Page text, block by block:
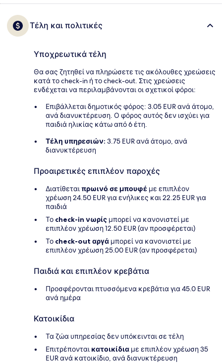
Τέλη και πολιτικές
Υποχρεωτικά τέλη
Θα σας ζητηθεί να πληρώσετε τις ακόλουθες χρεώσεις
κατά το check-in ή το check-out. Στις χρεώσεις
ενδέχεται να περιλαμβάνονται οι σχετικοί φόροι:
Επιβάλλεται δημοτικός φόρος: 3.05 EUR ανά άτομο,
ανά διανυκτέρευση. Ο φόρος αυτός δεν ισχύει για
παιδιά ηλικίας κάτω από 6 έτη.
Τέλη υπηρεσιών: 3.75 EUR ανά άτομο, ανά
διανυκτέρευση
Προαιρετικές επιπλέον παροχές
Διατίθεταιπρωινό σε μπουφέ με επιπλέον
χρέωση 24.50 EUR για ενήλικες και 22.25 EUR για
παιδιά
Το check-in νωρίς μπορεί να κανονιστεί με
επιπλέον χρέωση 12.50 EUR (αν προσφέρεται)
Το check-out αργά μπορεί να κανονιστεί με
επιπλέον χρέωση 25.00 EUR (αν προσφέρεται)
Παιδιά και επιπλέον κρεβάτια
Προσφέρονται πτυσσόμενα κρεβάτια για 45.0 EUR
ανά ημέρα
Κατοικίδια
Τα ζώα υπηρεσίας δεν υπόκεινται σε τέλη
Επιτρέπονται κατοικίδια με επιπλέον χρέωση 35
EUR ανά κατοικίδιο, ανά διανυκτέρευση